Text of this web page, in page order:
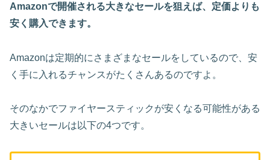
Amazonで開催される大きなセールを狙えば、定価よりも
安く購入できます。
Amazonは定期的にさまざまなセールをしているので、安
く手に入れるチャンスがたくさんあるのですよ。
そのなかでファイヤースティックが安くなる可能性がある
大きいセールは以下の4つです。